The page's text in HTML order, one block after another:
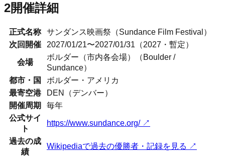
2開催詳細
正式名称 サンダンス映画祭 （Sundance Film Festival ）
次回開催
2027/01/21〜2027/01/31（2027・暫定）
会場
ボルダー（市内各会場）（Boulder /
Sundance）
都市・国
ボルダー ・ アメリカ
最寄空港
DEN（デンバー）
開催周期
毎年
公式サイ
ト
https://www.sundance.org/↗
過去の成
績
Wikipediaで過去の優勝者・記録を見る ↗